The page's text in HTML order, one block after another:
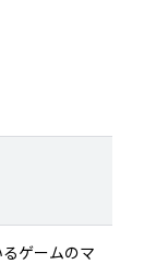
ゲームのマ